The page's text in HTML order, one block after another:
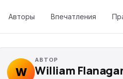
Авторы Впечатления
W
АВТОР
William